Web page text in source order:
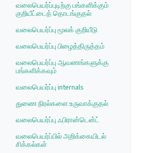
வலைபெயர்ப்புடிற்கு பங்களிக்கும்
குறியீட்டைத் தொடங்குதல்
வலைபெயர்ப்பு மூலக் குறியீடு
வலைபெயர்ப்பு பிழைத்திருத்தம்
வலைபெயர்ப்பு ஆவணங்களுக்கு
பங்களிக்கவும்
வலைபெயர்ப்பு internals
துணை நிரல்களை உருவாக்குதல்
வலைபெயர்ப்பு ஃபிரான்டென்ட்
வலைபெயர்ப்பில் அறிக்கையிடல்
சிக்கல்கள்